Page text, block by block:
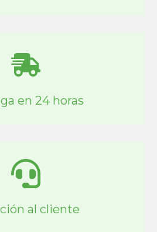
en 24 horas
al cliente